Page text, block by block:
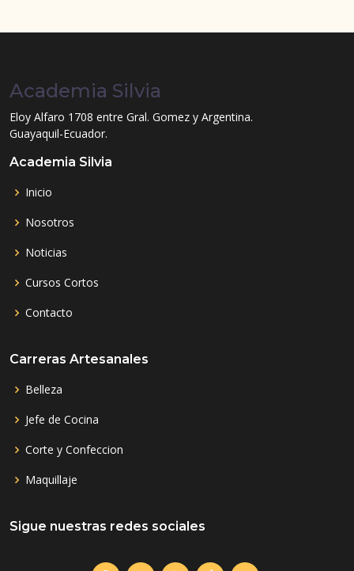
Academia Silvia
Eloy Alfaro 1708 entre Gral. Gomez y Argentina.
Guayaquil-Ecuador.
Academia Silvia
Inicio
Nosotros
Noticias
Cursos Cortos
Contacto
Carreras Artesanales
Belleza
Jefe de Cocina
Corte y Confeccion
Maquillaje
Sigue nuestras redes sociales